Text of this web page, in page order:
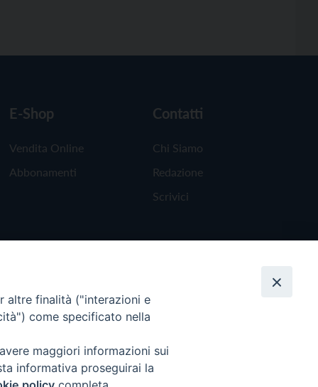
E-Shop
Vendita Online
Abbonamenti
Contatti
Chi Siamo
Redazione
Scrivici
altre finalità ("interazioni e
come specificato nella
maggiori informazioni sui
informativa proseguirai la